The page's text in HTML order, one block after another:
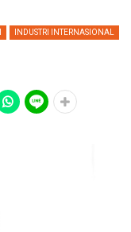
INDUSTRI INTERNASIONAL